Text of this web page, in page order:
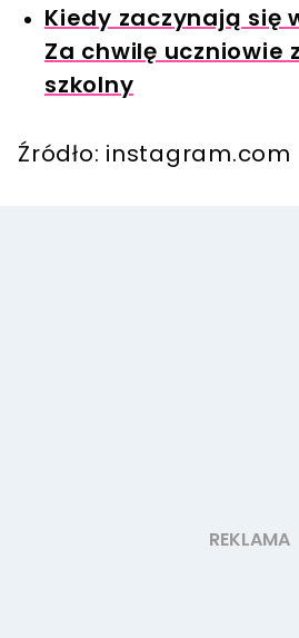
Kiedy zaczynają się
Za chwilę uczniowie
szkolny
Źródło: instagram.com